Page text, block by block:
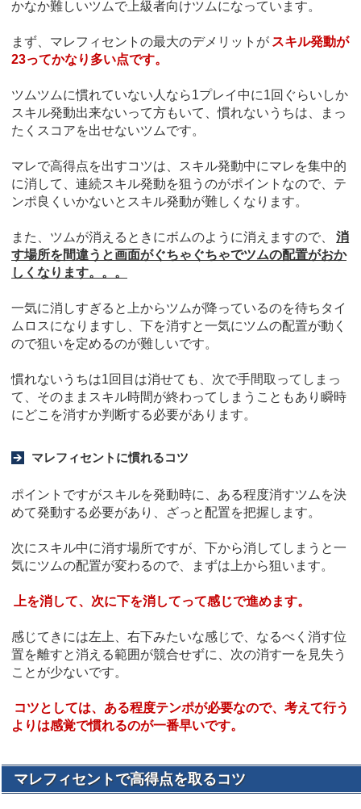
かなか難しいツムで上級者向けツムになっています。
まず、マレフィセントの最大のデメリットが スキル発動が
23ってかなり多い点です。
ツムツムに慣れていない人なら1プレイ中に1回ぐらいしか
スキル発動出来ないって方もいて、慣れないうちは、まっ
たくスコアを出せないツムです。
マレで高得点を出すコツは、スキル発動中にマレを集中的
に消して、連続スキル発動を狙うのがポイントなので、テ
ンポ良くいかないとスキル発動が難しくなります。
また、ツムが消えるときにボムのように消えますので、
消
す場所を間違うと画面がぐちゃぐちゃでツムの配置がおか
しくなります。。。
一気に消しすぎると上からツムが降っているのを待ちタイ
ムロスになりますし、下を消すと一気にツムの配置が動く
ので狙いを定めるのが難しいです。
慣れないうちは1回目は消せても、次で手間取ってしまっ
て、そのままスキル時間が終わってしまうこともあり瞬時
にどこを消すか判断する必要があります。
マレフィセントに慣れるコツ
ポイントですがスキルを発動時に、ある程度消すツムを決
めて発動する必要があり、ざっと配置を把握します。
次にスキル中に消す場所ですが、下から消してしまうと一
気にツムの配置が変わるので、まずは上から狙います。
上を消して、次に下を消してって感じで進めます。
感じてきには左上、右下みたいな感じで、なるべく消す位
置を離すと消える範囲が競合せずに、次の消す一を見失う
ことが少ないです。
コツとしては、ある程度テンポが必要なので、考えて行う
よりは感覚で慣れるのが一番早いです。
マレフィセントで高得点を取るコツ